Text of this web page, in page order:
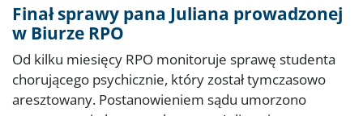
Finał sprawy pana Juliana prowadzonej
w Biurze RPO
Od kilku miesięcy RPO monitoruje sprawę studenta
chorującego psychicznie, który został tymczasowo
aresztowany. Postanowieniem sądu umorzono